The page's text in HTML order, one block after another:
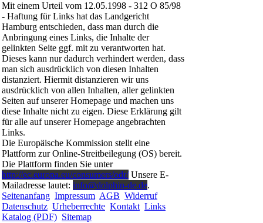
Mit einem Urteil vom 12.05.1998 - 312 O 85/98
- Haftung für Links hat das Landgericht
Hamburg entschieden, dass man durch die
Anbringung eines Links, die Inhalte der
gelinkten Seite ggf. mit zu verantworten hat.
Dieses kann nur dadurch verhindert werden, dass
man sich ausdrücklich von diesen Inhalten
distanziert. Hiermit distanzieren wir uns
ausdrücklich von allen Inhalten, aller gelinkten
Seiten auf unserer Homepage und machen uns
diese Inhalte nicht zu eigen. Diese Erklärung gilt
für alle auf unserer Homepage angebrachten
Links.
Die Europäische Kommission stellt eine
Plattform zur Online-Streitbeilegung (OS) bereit.
Die Plattform finden Sie unter
http://ec.europa.eu/consumers/odr/Unsere E-
Mailadresse lautet: info@dolphin-de.de.
Seitenanfang Impressum AGB Widerruf
Datenschutz Urheberrechte Kontakt Links
Katalog (PDF) Sitemap